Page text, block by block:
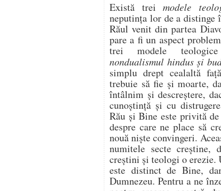
Există treimodele
neputința lor de a distinge
Răul venit din partea
pare a fi un aspect
trei modele
nondualismul hindus și
simplu drept cealaltă
trebuie să fie și moarte,
întâlnim și descreștere,
cunoștință și cu
Rău și Bine este privită
despre care ne place să
nouă niște convingeri.
numitele secte creștine,
creștini și teologi o erezie.
este distinct de Bine,
Dumnezeu. Pentru a ne